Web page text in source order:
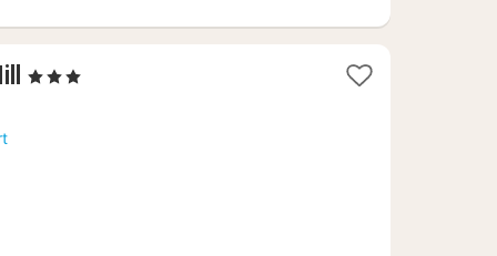
1
, 3 Sterren